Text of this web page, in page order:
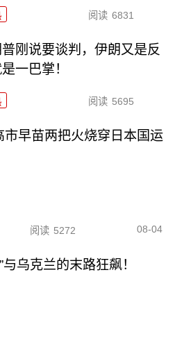
阅读 6831
刚说要谈判，伊朗又是反
一巴掌！
阅读 5695
早苗两把火烧穿日本国运
阅读 5272 08-04
乌克兰的末路狂飙！